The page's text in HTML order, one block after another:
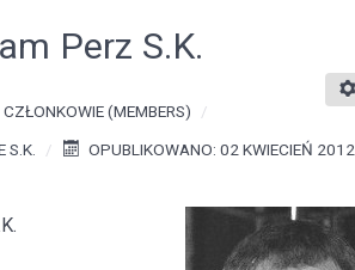
Perz S.K.
CZŁONKOWIE (MEMBERS)
S.K. OPUBLIKOWANO: 02 KWIECIEŃ 2012